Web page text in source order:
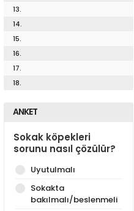
13.
14.
15.
16.
17.
18.
ANKET
Sokak köpekleri
sorunu nasıl çözülür?
Uyutulmalı
Sokakta
bakılmalı/beslenmeli